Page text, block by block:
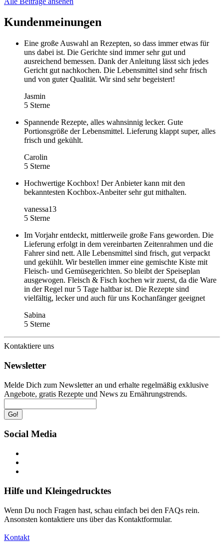
Kundenmeinungen
Eine große Auswahl an Rezepten, so dass immer etwas für
uns dabei ist. Die Gerichte sind immer sehr gut und
ausreichend bemessen. Dank der Anleitung lässt sich jedes
Gericht gut nachkochen. Die Lebensmittel sind sehr frisch
und von guter Qualität. Wir sind sehr begeistert!
Jasmin
5 Sterne
Spannende Rezepte, alles wahnsinnig lecker. Gute
Portionsgröße der Lebensmittel. Lieferung klappt super, alles
frisch und gekühlt.
Carolin
5 Sterne
Hochwertige Kochbox! Der Anbieter kann mit den
bekanntesten Kochbox-Anbeiter sehr gut mithalten.
vanessa13
5 Sterne
Im Vorjahr entdeckt, mittlerweile große Fans geworden. Die
Lieferung erfolgt in dem vereinbarten Zeitenrahmen und die
Fahrer sind nett. Alle Lebensmittel sind frisch, gut verpackt
und gekühlt. Wir bestellen immer eine gemischte Kiste mit
Fleisch- und Gemüsegerichten. So bleibt der Speiseplan
ausgewogen. Fleisch & Fisch kochen wir zuerst, da die Ware
in der Regel nur 5 Tage haltbar ist. Die Rezepte sind
vielfältig, lecker und auch für uns Kochanfänger geeignet
Sabina
5 Sterne
Kontaktiere uns
Newsletter
Melde Dich zum Newsletter an und erhalte regelmäßig exklusive
Angebote, gratis Rezepte und News zu Ernährungstrends.
Go!
Social Media
Hilfe und Kleingedrucktes
Wenn Du noch Fragen hast, schau einfach bei den FAQs rein.
Ansonsten kontaktiere uns über das Kontaktformular.
Kontakt